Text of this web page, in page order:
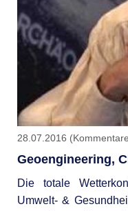
28.07.2016
Geoengineering,
Die totale
Umwelt- &